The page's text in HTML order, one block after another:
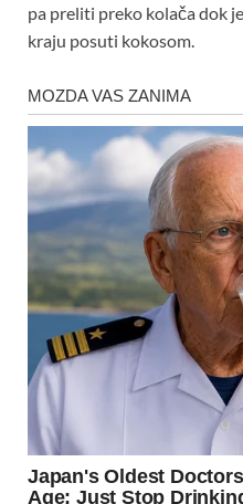
pa preliti preko kolača dok
kraju posuti kokosom.